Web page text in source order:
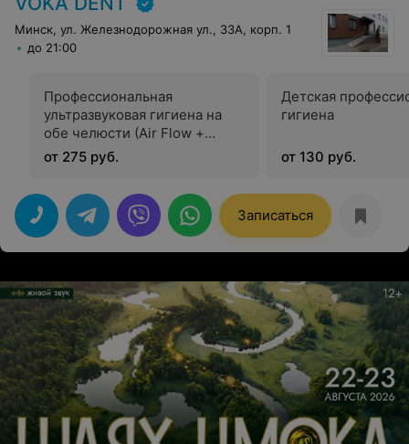
Минск, ул. Железнодорожная ул., 33А, корп. 1
до 21:00
Профессиональная
ультразвуковая гигиена на
обе челюсти (Air Flow +
ультразвук +
фторпрофилактика)
от 275 руб.
Детская
гигиена
от 130 руб.
Записаться